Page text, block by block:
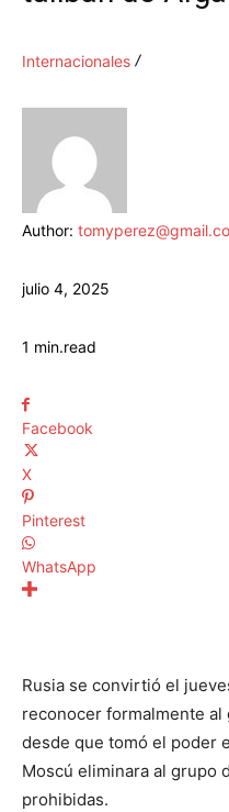
Internacionales
Author:
julio 4, 2025
1 min.read
Facebook
X
Pinterest
WhatsApp
Rusia se convirtió el
reconocer formalmente
desde que tomó el poder
Moscú eliminara al grupo
prohibidas.